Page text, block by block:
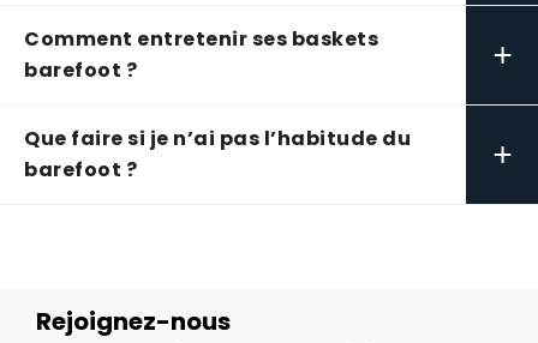
Comment entretenir ses baskets
barefoot ?
+
Que faire si je n’ai pas l’habitude du
barefoot ?
+
Rejoignez-nous